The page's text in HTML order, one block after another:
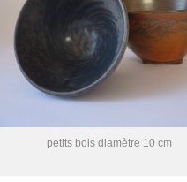
petits bols diamètre 10 cm